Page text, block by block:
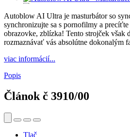
Autoblow AI Ultra je masturbátor so
synchronizujte sa s pornofilmy a
obrazovke, zblízka! Tento strojček však
rozmaznávať vás absolútne dokonalým
viac informácií...
Popis
Článok č 3910/00
Tlač